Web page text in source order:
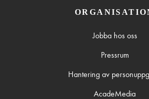
Jobba hos oss
Pressrum
Hantering av
AcadeMedia